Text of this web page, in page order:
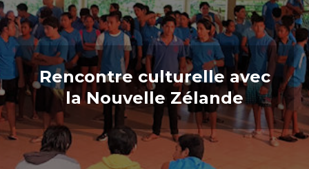
Rencontre culturelle avec
la Nouvelle Zélande